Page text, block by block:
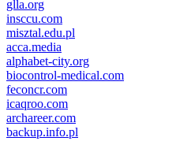
glla.org
insccu.com
misztal.edu.pl
acca.media
alphabet-city.org
biocontrol-medical.com
feconcr.com
icaqroo.com
archareer.com
backup.info.pl